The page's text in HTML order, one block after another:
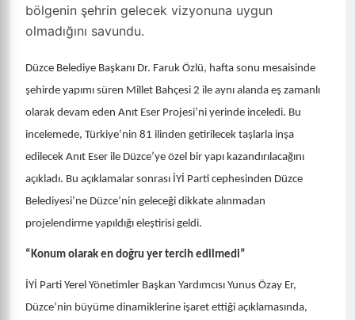
bölgenin şehrin gelecek vizyonuna uygun
olmadığını savundu.
Düzce Belediye Başkanı Dr. Faruk Özlü, hafta sonu mesaisinde
şehirde yapımı süren Millet Bahçesi 2 ile aynı alanda eş zamanlı
olarak devam eden Anıt Eser Projesi’ni yerinde inceledi. Bu
incelemede, Türkiye’nin 81 ilinden getirilecek taşlarla inşa
edilecek Anıt Eser ile Düzce’ye özel bir yapı kazandırılacağını
açıkladı. Bu açıklamalar sonrası İYİ Parti cephesinden Düzce
Belediyesi’ne Düzce’nin geleceği dikkate alınmadan
projelendirme yapıldığı eleştirisi geldi.
“Konum olarak en doğru yer tercih edilmedi”
İYİ Parti Yerel Yönetimler Başkan Yardımcısı Yunus Özay Er,
Düzce’nin büyüme dinamiklerine işaret ettiği açıklamasında,